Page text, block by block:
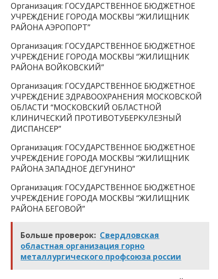
Организация: ГОСУДАРСТВЕННОЕ БЮДЖЕТНОЕ
УЧРЕЖДЕНИЕ ГОРОДА МОСКВЫ “ЖИЛИЩНИК
РАЙОНА АЭРОПОРТ”
Организация: ГОСУДАРСТВЕННОЕ БЮДЖЕТНОЕ
УЧРЕЖДЕНИЕ ГОРОДА МОСКВЫ “ЖИЛИЩНИК
РАЙОНА ВОЙКОВСКИЙ”
Организация: ГОСУДАРСТВЕННОЕ БЮДЖЕТНОЕ
УЧРЕЖДЕНИЕ ЗДРАВООХРАНЕНИЯ МОСКОВСКОЙ
ОБЛАСТИ “МОСКОВСКИЙ ОБЛАСТНОЙ
КЛИНИЧЕСКИЙ ПРОТИВОТУБЕРКУЛЕЗНЫЙ
ДИСПАНСЕР”
Организация: ГОСУДАРСТВЕННОЕ БЮДЖЕТНОЕ
УЧРЕЖДЕНИЕ ГОРОДА МОСКВЫ “ЖИЛИЩНИК
РАЙОНА ЗАПАДНОЕ ДЕГУНИНО”
Организация: ГОСУДАРСТВЕННОЕ БЮДЖЕТНОЕ
УЧРЕЖДЕНИЕ ГОРОДА МОСКВЫ “ЖИЛИЩНИК
РАЙОНА БЕГОВОЙ”
Больше проверок: Свердловская
областная организация горно
металлургического профсоюза россии